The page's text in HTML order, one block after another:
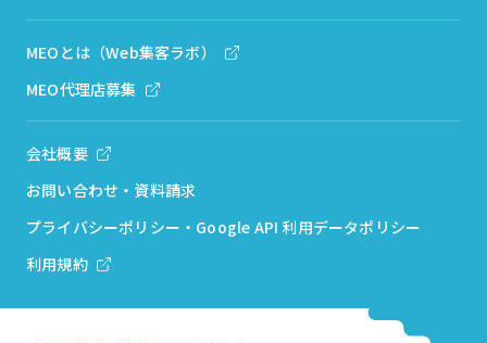
MEOとは（Web集客ラボ）
MEO代理店募集
会社概要
お問い合わせ・資料請求
プライバシーポリシー・Google API 利用データポリシー
利用規約